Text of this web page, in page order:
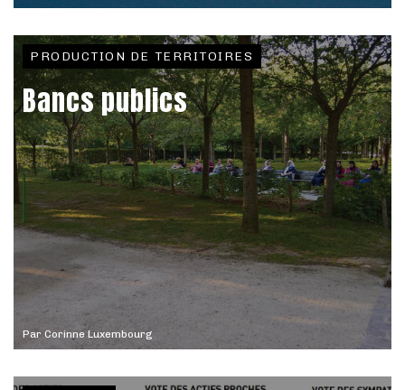
Par Corinne Luxembourg
PRODUCTION DE TERRITOIRES
Bancs publics